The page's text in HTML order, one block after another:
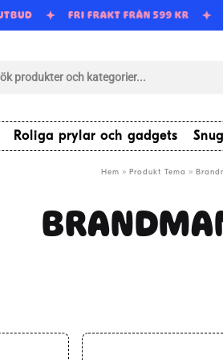
FRI FRAKT FRÅN 599 KR
Roliga prylar och gadgets
Hem » Produkt Tema »